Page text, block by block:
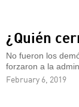
¿Quién
No fueron los
forzaron a la
February 6, 2019